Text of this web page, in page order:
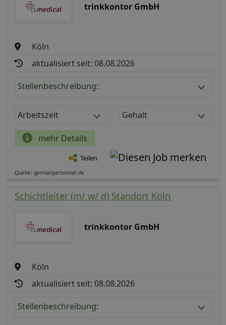
trinkkontor GmbH
Köln
aktualisiert seit: 08.08.2026
Stellenbeschreibung:
Arbeitszeit Gehalt
mehr Details
Teilen
Quelle: germanpersonnel.de
Schichtleiter (m/ w/ d) Standort Köln
trinkkontor GmbH
Köln
aktualisiert seit: 08.08.2026
Stellenbeschreibung: